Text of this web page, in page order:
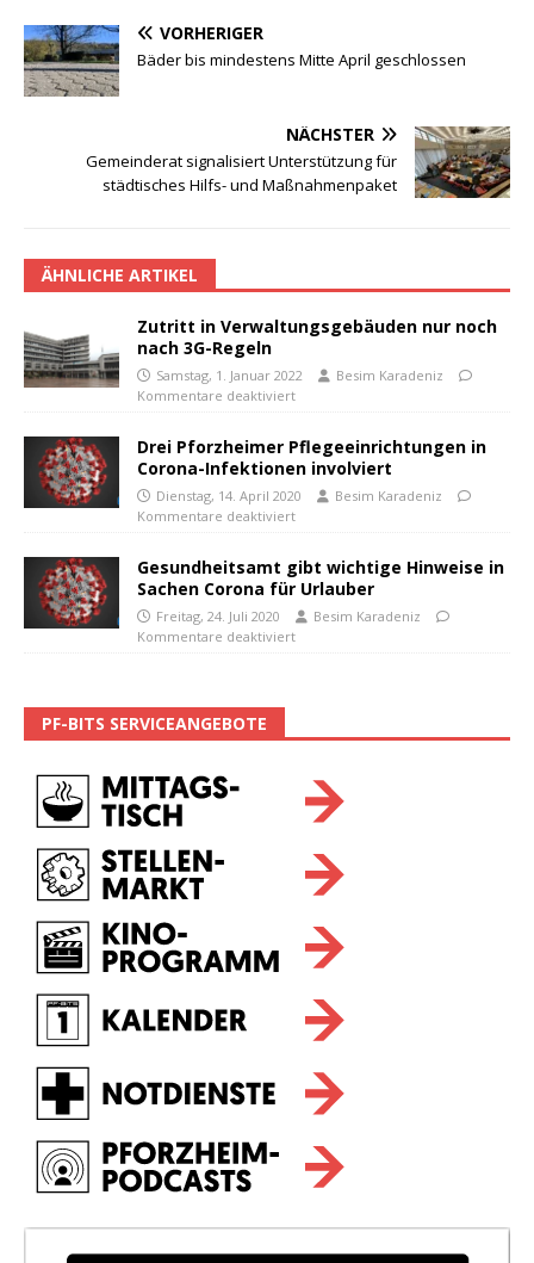
VORHERIGER
Bäder bis mindestens Mitte April geschlossen
NÄCHSTER
Gemeinderat signalisiert Unterstützung für
städtisches Hilfs- und Maßnahmenpaket
ÄHNLICHE ARTIKEL
Zutritt in Verwaltungsgebäuden nur noch
nach 3G-Regeln
Samstag, 1. Januar 2022
Besim Karadeniz
Kommentare deaktiviert
Drei Pforzheimer Pflegeeinrichtungen in
Corona-Infektionen involviert
Dienstag, 14. April 2020
Besim Karadeniz
Kommentare deaktiviert
Gesundheitsamt gibt wichtige Hinweise in
Sachen Corona für Urlauber
Freitag, 24. Juli 2020
Besim Karadeniz
Kommentare deaktiviert
PF-BITS SERVICEANGEBOTE